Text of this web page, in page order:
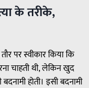
के तरीके,
पर स्वीकार किया कि
चाहती थी, लेकिन खुद
होती। इसी बदनामी